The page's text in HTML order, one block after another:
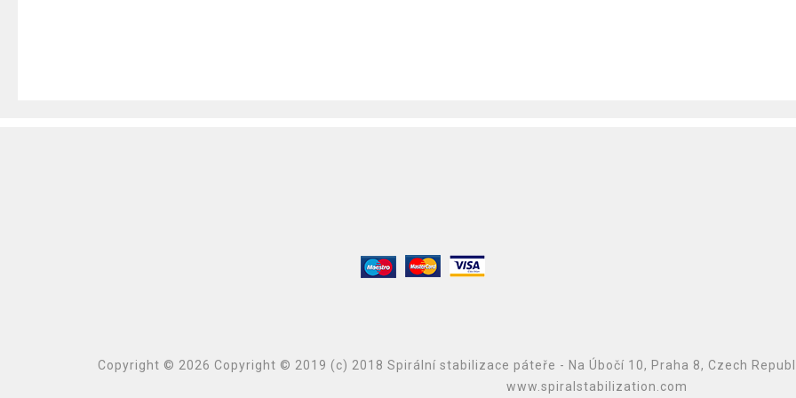
Copyright © 2026 Copyright © 2019 (c) 2018 Spirální stabilizace páteře - Na Úbočí 10, Praha 8, Czech
www.spiralstabilization.com